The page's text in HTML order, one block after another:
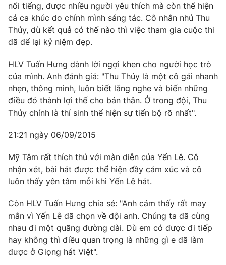
nổi tiếng, được nhiều người yêu thích mà còn thể hiện
cả ca khúc do chính mình sáng tác. Cô nhắn nhủ Thu
Thủy, dù kết quả có thế nào thì việc tham gia cuộc thi
đã để lại kỷ niệm đẹp.
HLV Tuấn Hưng dành lời ngợi khen cho người học trò
của mình. Anh đánh giá: "Thu Thủy là một cô gái nhanh
nhẹn, thông minh, luôn biết lắng nghe và biến những
điều đó thành lợi thế cho bản thân. Ở trong đội, Thu
Thủy chính là thí sinh thể hiện sự tiến bộ rõ nhất".
21:21 ngày 06/09/2015
Mỹ Tâm rất thích thú với màn diễn của Yến Lê. Cô
nhận xét, bài hát được thể hiện đầy cảm xúc và cô
luôn thấy yên tâm mỗi khi Yến Lê hát.
Còn HLV Tuấn Hưng chia sẻ: "Anh cảm thấy rất may
mắn vì Yến Lê đã chọn về đội anh. Chúng ta đã cùng
nhau đi một quãng đường dài. Dù em có được đi tiếp
hay không thì điều quan trọng là những gì e đã làm
được ở Giọng hát Việt".